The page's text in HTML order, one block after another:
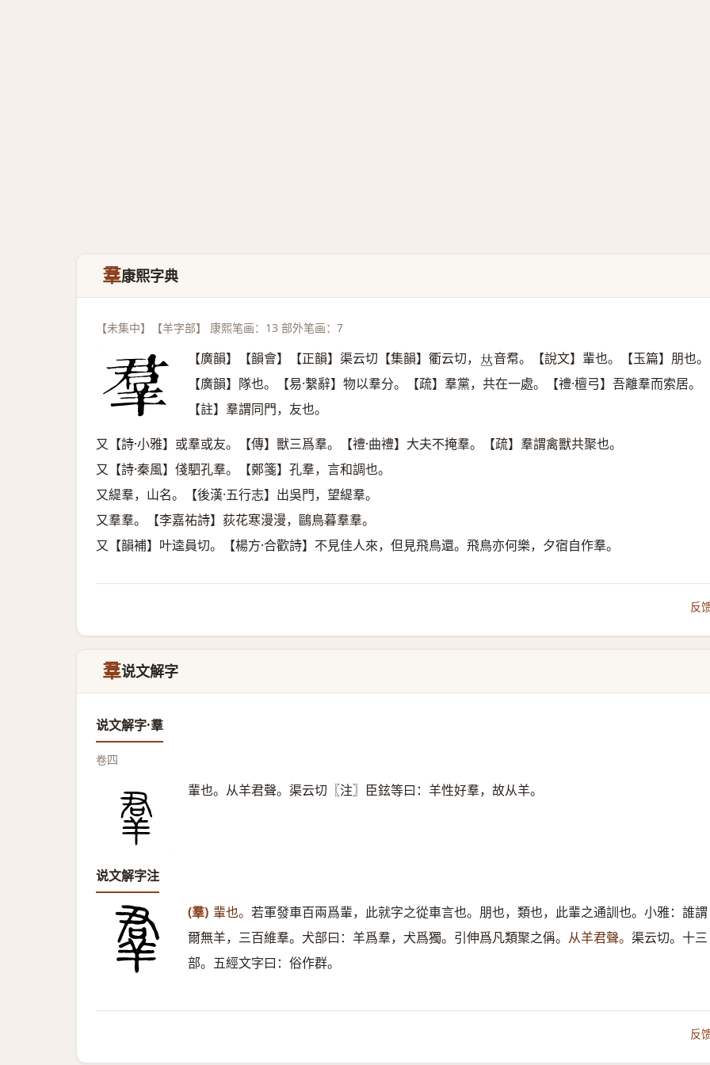
羣康熙字典
【未集中】【羊字部】 康熙笔画：13 部外笔画：7
【廣韻】【韻會】【正韻】渠云切【集韻】衢云切， 𠀤音帬。【說文】輩也。【玉篇】朋也。
【廣韻】隊也。【易·繫辭】物以羣分。【疏】羣黨，共在一處。【禮·檀弓】吾離羣而索居。
【註】羣謂同門，友也。
又【詩·小雅】或羣或友。【傳】獸三爲羣。【禮·曲禮】大夫不掩羣。【疏】羣謂禽獸共聚也。
又【詩·秦風】俴駟孔羣。【鄭箋】孔羣，言和調也。
又緹羣，山名。【後漢·五行志】出吳門，望緹羣。
又羣羣。【李嘉祐詩】荻花寒漫漫，鷗鳥暮羣羣。
又【韻補】叶逵員切。【楊方·合歡詩】不見佳人來，但見飛鳥還。飛鳥亦何樂，夕宿自作羣。
反
羣说文解字
说文解字·羣
卷四
輩也。从羊君聲。渠云切〖注〗臣鉉等曰：羊性好羣，故从羊。
说文解字注
(羣) 輩也。 若軍發車百兩爲輩，此就字之從車言也。朋也，類也，此輩之通訓也。小雅：誰謂
爾無羊，三百維羣。犬部曰：羊爲羣，犬爲獨。引伸爲凡類聚之偁。 从羊君聲。 渠云切。十三
部。五經文字曰：俗作群。
反